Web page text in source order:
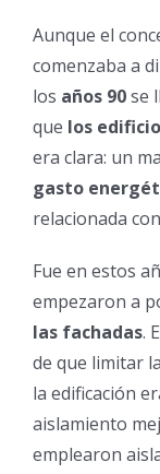
Aunque el
comenzaba a
los años 90se
que los
era clara: un
gasto
relacionada
Fue en estos
empezaron a
las fachadas.
de que limitar
la edificación
aislamiento
emplearon